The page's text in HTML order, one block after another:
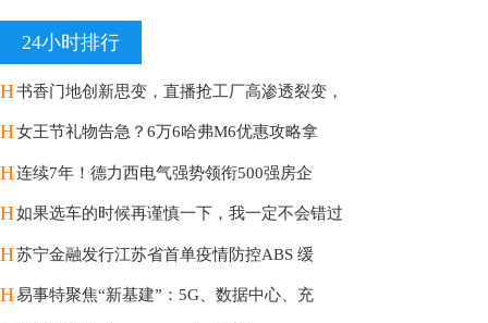
24小时排行
H书香门地创新思变，直播抢工厂高渗透裂变，
H女王节礼物告急？6万6哈弗M6优惠攻略拿
H连续7年！德力西电气强势领衔500强房企
H如果选车的时候再谨慎一下，我一定不会错过
H苏宁金融发行江苏省首单疫情防控ABS 缓
H易事特聚焦“新基建”：5G、数据中心、充